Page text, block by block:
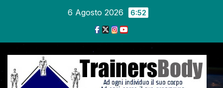
6 Agosto 2026 6:52